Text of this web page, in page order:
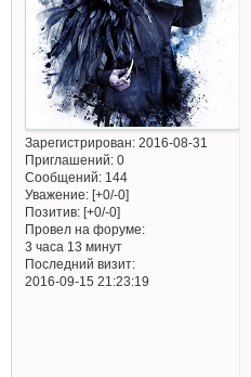
Зарегистрирован: 2016-08-31
Приглашений:0
Сообщений:144
Уважение: [+0/-0]
Позитив: [+0/-0]
Провел на форуме:
3 часа 13 минут
Последний визит:
2016-09-15 21:23:19